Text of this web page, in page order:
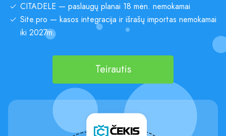
CITADELE — paslaugų planai 18 mėn. nemokamai
Site.pro — kasos integracija ir išrašų importas nemokamai
iki 2027m.
Teirautis